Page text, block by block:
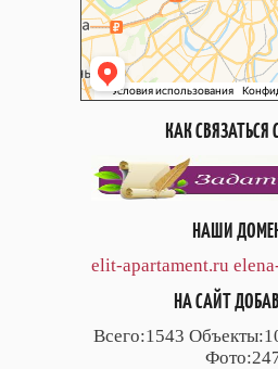
КАК СВЯЗАТЬСЯ
НАШИ
elit-apartament.ru
НА САЙТ
Всего:1543